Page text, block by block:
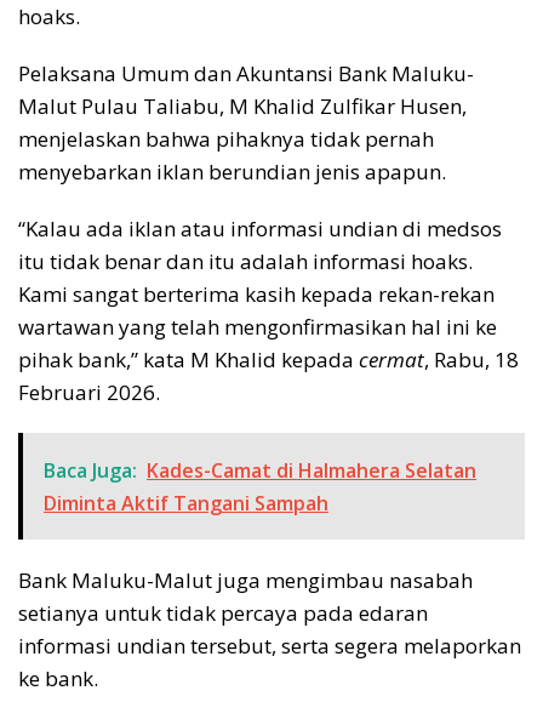
hoaks.
Pelaksana Umum dan Akuntansi Bank Maluku-
Malut Pulau Taliabu, M Khalid Zulfikar Husen,
menjelaskan bahwa pihaknya tidak pernah
menyebarkan iklan berundian jenis apapun.
“Kalau ada iklan atau informasi undian di medsos
itu tidak benar dan itu adalah informasi hoaks.
Kami sangat berterima kasih kepada rekan-rekan
wartawan yang telah mengonfirmasikan hal ini ke
pihak bank,” kata M Khalid kepada cermat, Rabu, 18
Februari 2026.
Baca Juga: Kades-Camat di Halmahera Selatan
Diminta Aktif Tangani Sampah
Bank Maluku-Malut juga mengimbau nasabah
setianya untuk tidak percaya pada edaran
informasi undian tersebut, serta segera melaporkan
ke bank.